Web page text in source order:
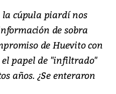
cúpula piardí nos
de sobra
de Huevito con
papel de "infiltrado"
años. ¿Se enteraron